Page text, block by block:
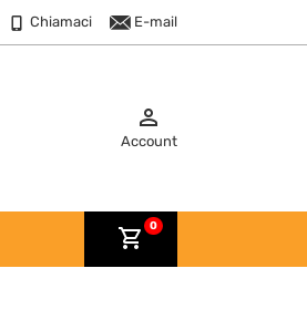
Chiamaci E-mail

Account
shopping_cart 0